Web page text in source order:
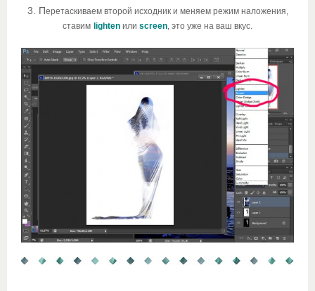
3. Перетаскиваем второй исходник и меняем режим наложения,
ставим lighten или screen, это уже на ваш вкус.